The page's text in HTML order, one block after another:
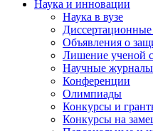
Наука и инновации
Наука в вузе
Объявления о
Лишение ученой
Научные журналы
Конференции
Олимпиады
Конкурсы и
Конкурсы на